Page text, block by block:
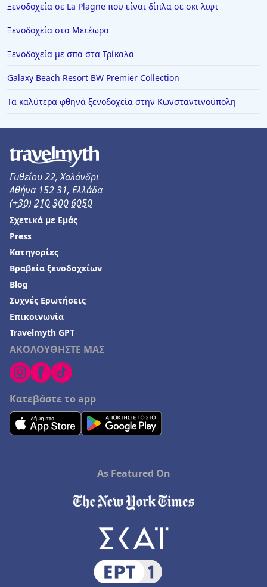
Ξενοδοχεία σε La Plagne που είναι δίπλα σε σκι λιφτ
Ξενοδοχεία στα Μετέωρα
Ξενοδοχεία με σπα στα Τρίκαλα
Galaxy Beach Resort BW Premier Collection
Τα καλύτερα φθηνά ξενοδοχεία στην Κωνσταντινούπολη
Γυθείου 22, Χαλάνδρι
Αθήνα 152 31, Ελλάδα
(+30) 210 300 6050
ΑΚΟΛΟΥΘΗΣΤΕ ΜΑΣ
Κατεβάστε το app
Σχετικά με Εμάς
Press
Κατηγορίες
Βραβεία ξενοδοχείων
Blog
Συχνές Ερωτήσεις
Επικοινωνία
Travelmyth GPT
As Featured On